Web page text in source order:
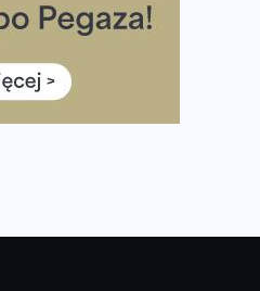
wolne miejsca
którzy chcą też przy
bez przepełniania